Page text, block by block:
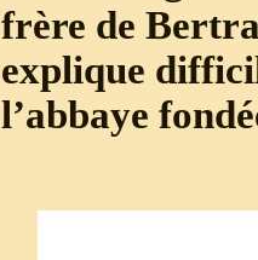
frère de
explique
l’abbaye